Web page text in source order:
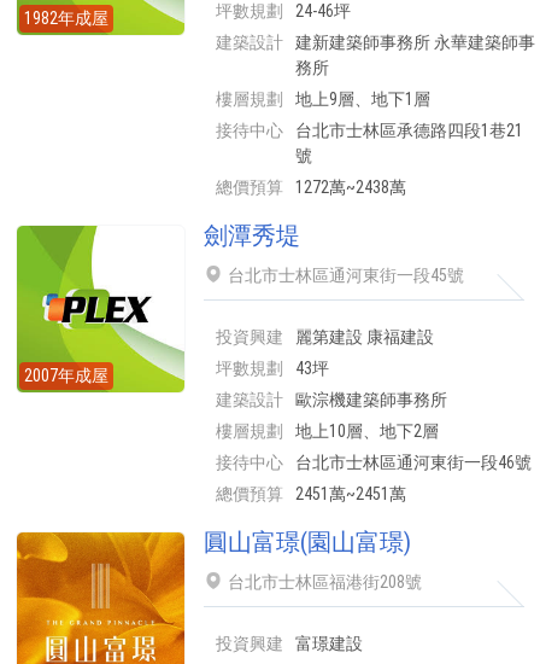
1982年成屋
坪數規劃
24-46坪
建築設計
建新建築師事務所 永華建築師事
務所
樓層規劃
地上9層、地下1層
接待中心
台北市士林區承德路四段1巷21
號
總價預算
1272萬~2438萬
2007年成屋
劍潭秀堤
台北市士林區通河東街一段45號
投資興建
麗第建設 康福建設
坪數規劃
43坪
建築設計
歐淙機建築師事務所
樓層規劃
地上10層、地下2層
接待中心
台北市士林區通河東街一段46號
總價預算
2451萬~2451萬
圓山富璟(園山富璟)
台北市士林區福港街208號
投資興建
富璟建設